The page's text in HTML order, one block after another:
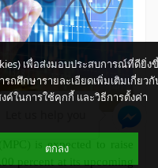
is expected to raise
เพื่อส่งมอบประสบการณ์ที่ดียิ่ง
ถศึกษารายละเอียดเพิ่มเติมเกี่ยวกั
ค์ในการใช้คุกกี้ และวิธีการตั้งค่า
ตกลง